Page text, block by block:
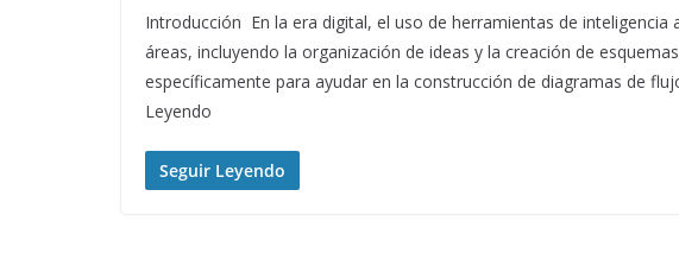
Introducción En la era digital, el uso de herramientas de inteligencia
áreas, incluyendo la organización de ideas y la creación de
específicamente para ayudar en la construcción de diagramas de
Leyendo
Seguir Leyendo